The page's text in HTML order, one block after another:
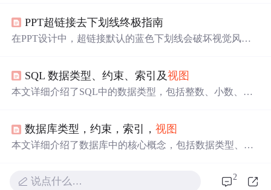
何选择最佳的索引列排列。
PPT超链接去下划线终极指南
在PPT设计中，超链接默认的蓝色下划线会破坏视觉风
常见问题排查方法及设计原则建议，助设计者保持PPT专
业视觉与信息交互流畅性。
SQL 数据类型、约束、索引及视图
本文详细介绍了SQL中的数据类型，包括整数、小数、字
现方式。
数据库类型，约束，索引，视图
本文详细介绍了数据库中的核心概念，包括数据类型、约
说点什么… 2